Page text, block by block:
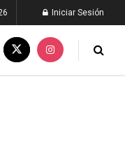
Iniciar Sesión